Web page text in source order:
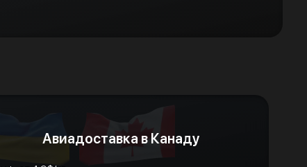
Авиадоставка в Канаду